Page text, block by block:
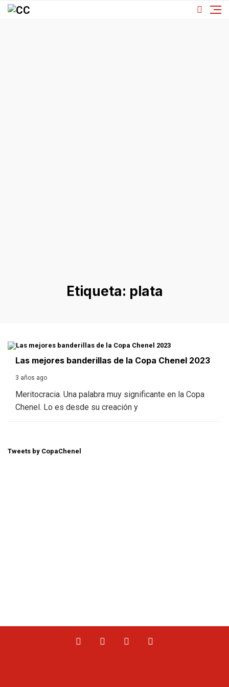
Etiqueta: plata
Las mejores banderillas de la Copa Chenel 2023
3 años ago
Meritocracia. Una palabra muy significante en la Copa
Chenel. Lo es desde su creación y
Tweets by CopaChenel